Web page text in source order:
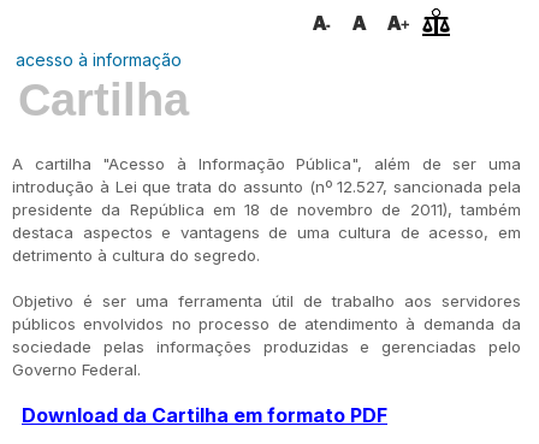
acesso à informação
Cartilha
A cartilha "Acesso à Informação Pública", além de ser uma
introdução à Lei que trata do assunto (nº 12.527, sancionada pela
presidente da República em 18 de novembro de 2011), também
destaca aspectos e vantagens de uma cultura de acesso, em
detrimento à cultura do segredo.
Objetivo é ser uma ferramenta útil de trabalho aos servidores
públicos envolvidos no processo de atendimento à demanda da
sociedade pelas informações produzidas e gerenciadas pelo
Governo Federal.
Download da Cartilha em formato PDF